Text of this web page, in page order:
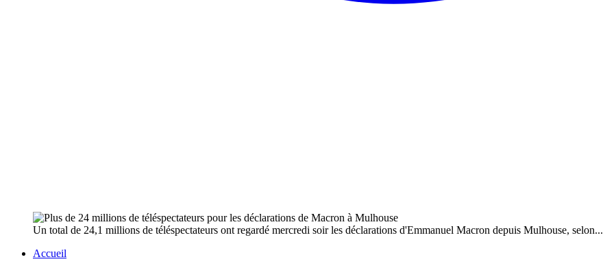
Un total de 24,1 millions de téléspectateurs ont regardé mercredi soir les déclarations d'Emmanuel Macron depuis Mulhouse, selon...
Accueil